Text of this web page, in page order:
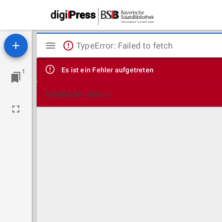
1
Mirador
Viewer
TypeError: Failed to fetch
Es ist ein Fehler aufgetreten
Technische Details